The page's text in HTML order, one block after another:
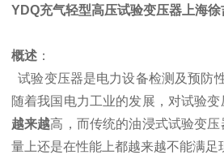
YDQ充气轻型高压试验变压器上海徐
概述 ：
试验变压器是电力设备检测及预防
随着我国电力工业的发展，对试验
越来越高，而传统的油浸式试验变
量上还是在性能上都越来越不能满足